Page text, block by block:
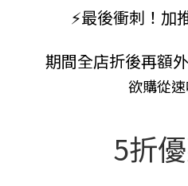
⚡️最後衝刺！加
期間全店折後再額外
欲購從
5折